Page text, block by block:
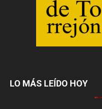
LO MÁS LEÍDO HOY